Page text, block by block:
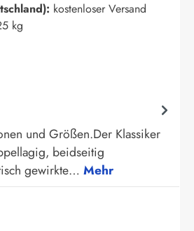
kostenloser Versand
kg
und Größen.Der Klassiker
beidseitig
gewirkte… Mehr